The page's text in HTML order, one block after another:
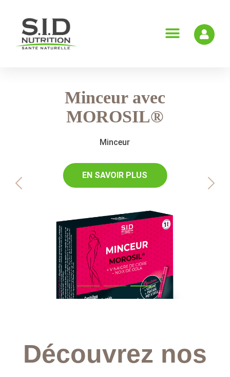
Minceur avec
MOROSIL®
Minceur
EN SAVOIR PLUS
Découvrez nos